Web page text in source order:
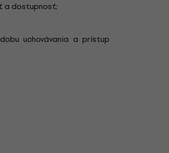
a dostupnosť;
uchovávania a prístup